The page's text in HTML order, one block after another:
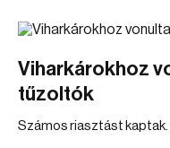
Viharkárokhoz
tűzoltók
Számos riasztást kaptak.